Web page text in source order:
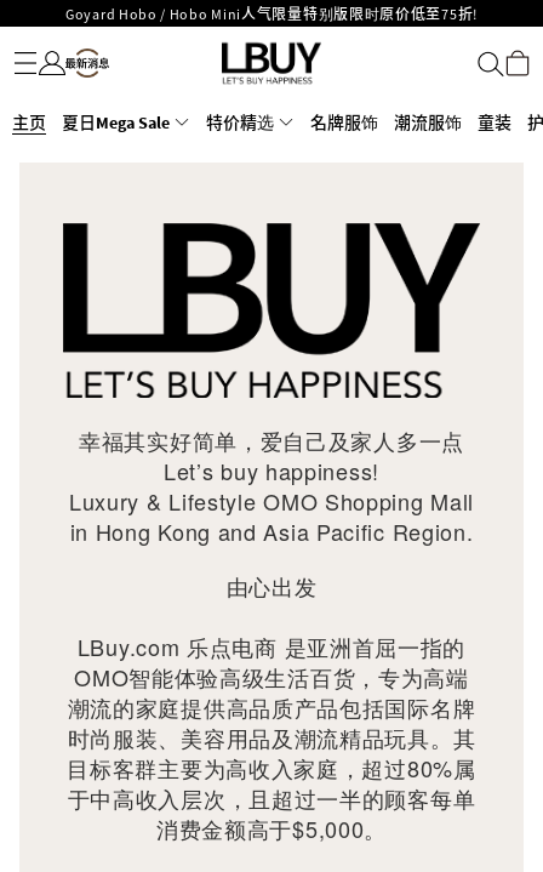
Goyard Hobo / Hobo Mini人气限量特别版限时原价低至75折!
LBuy呈献 - Hermès 及 Chanel 手袋及首饰低至6折，立即入手!
LBuy Nintendo Switch / Nintendo Switch 2 正规商品零售店登陆MOKO 4楼
重要通告：银行转帐及转数快付款注意事项
名牌服饰
潮流服饰
童装
护肤美妆
香水香薰
个人护理
母婴护理
游戏及精品玩具
文仪用品
家居生活
电子产品
美食
医药保健
运动与户外用品
主页 夏日Mega Sale 特价精选 名牌服饰 潮流服饰 童装
幸福其实好简单，爱自己及家人多一点
Let’s buy happiness!
Luxury & Lifestyle OMO Shopping Mall
in Hong Kong and Asia Pacific Region.
由心出发
LBuy.com 乐点电商 是亚洲首屈一指的
OMO智能体验高级生活百货，专为高端
潮流的家庭提供高品质产品包括国际名牌
时尚服装、美容用品及潮流精品玩具。其
目标客群主要为高收入家庭，超过80%属
于中高收入层次，且超过一半的顾客每单
消费金额高于$5,000。